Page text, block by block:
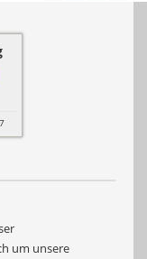
um unsere